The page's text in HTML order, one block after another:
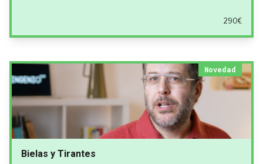
290€
Novedad
Bielas y Tirantes